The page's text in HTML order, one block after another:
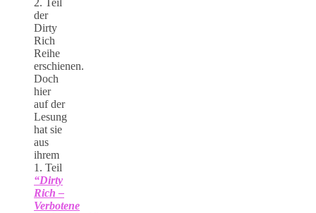
2. Teil
der
Dirty
Rich
Reihe
erschienen.
Doch
hier
auf der
Lesung
hat sie
aus
ihrem
1. Teil
“Dirty
Rich –
Verbotene